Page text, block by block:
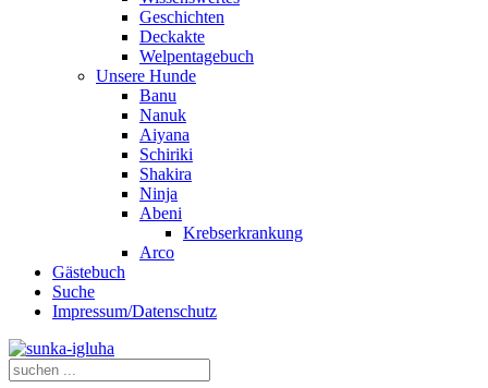
Geschichten
Deckakte
Welpentagebuch
Unsere Hunde
Banu
Nanuk
Aiyana
Schiriki
Shakira
Ninja
Abeni
Krebserkrankung
Arco
Gästebuch
Suche
Impressum/Datenschutz